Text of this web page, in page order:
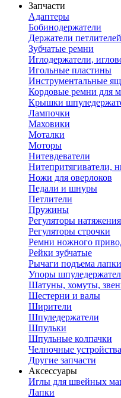
Запчасти
Адаптеры
Бобинодержатели
Держатели петлителей
Зубчатые ремни
Иглодержатели,
Игольные пластины
Инструментальные
Кордовые ремни для
Крышки
Лампочки
Маховики
Моталки
Моторы
Нитевдеватели
Нитепритягиватели,
Ножи для оверлоков
Педали и шнуры
Петлители
Пружины
Регуляторы
Регуляторы строчки
Ремни ножного
Рейки зубчатые
Рычаги подъема лапки
Упоры
Шатуны, хомуты,
Шестерни и валы
Ширители
Шпуледержатели
Шпульки
Шпульные колпачки
Челночные устройства
Другие запчасти
Аксессуары
Иглы для швейных
Лапки